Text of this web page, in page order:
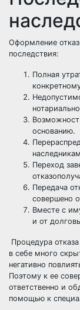
Оформление
последствия:
Полная
основанию.
Переход
Передача
совершено
Вместе с
и от
Процедура
в себе много
негативно
Поэтому к ее
ответственно и
помощью к